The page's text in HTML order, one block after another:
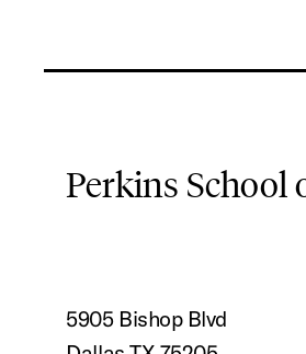
Perkins School
5905 Bishop Blvd